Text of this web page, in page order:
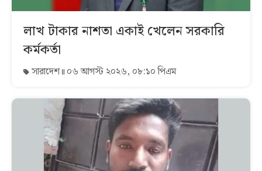
লাখ টাকার নাশতা একাই খেলেন সরকারি
কর্মকর্তা
সারাদেশ ০৬ আগস্ট ২০২৬, ০৮:১০ পিএম